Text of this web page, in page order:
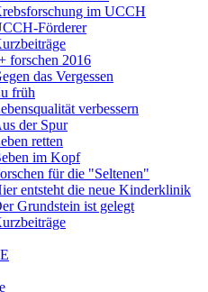
im UCCH
Förderer
forschen 2016
das Vergessen
früh
verbessern
der Spur
retten
im Kopf
für die "Seltenen"
entsteht die neue Kinderklinik
Grundstein ist gelegt